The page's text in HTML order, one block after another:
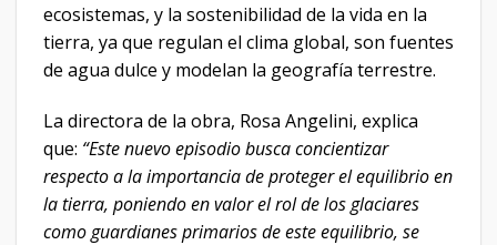
ecosistemas, y la sostenibilidad de la vida en la
tierra, ya que regulan el clima global, son fuentes
de agua dulce y modelan la geografía terrestre.
La directora de la obra, Rosa Angelini, explica
que: “Este nuevo episodio busca concientizar
respecto a la importancia de proteger el equilibrio en
la tierra, poniendo en valor el rol de los glaciares
como guardianes primarios de este equilibrio, se